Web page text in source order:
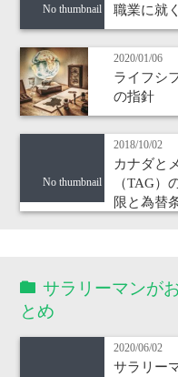
No thumbnail
職業に就
2020/01/06
ライフシ
の指針
No thumbnail
2018/10/02
カナダと
（TAG
限と為替
サラリーマンが
とめ
2020/06/02
サラリー